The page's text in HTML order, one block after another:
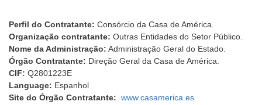
Perfil do Contratante: Consórcio da Casa de América.
Organização contratante: Outras Entidades do Setor Público.
Nome da Administração: Administração Geral do Estado.
Órgão Contratante: Direção Geral da Casa de América.
CIF: Q2801223E
Language: Espanhol
Site do Órgão Contratante: www.casamerica.es